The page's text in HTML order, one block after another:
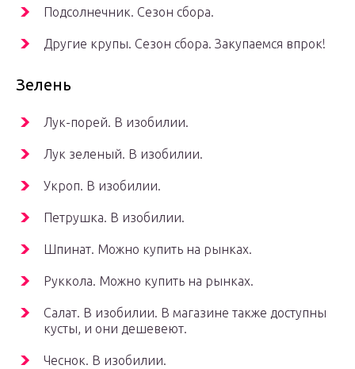
Подсолнечник. Сезон сбора.
Другие крупы. Сезон сбора. Закупаемся впрок!
Зелень
Лук-порей. В изобилии.
Лук зеленый. В изобилии.
Укроп. В изобилии.
Петрушка. В изобилии.
Шпинат. Можно купить на рынках.
Руккола. Можно купить на рынках.
Салат. В изобилии. В магазине также доступны
кусты, и они дешевеют.
Чеснок. В изобилии.